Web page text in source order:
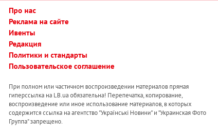
Про нас
Реклама на сайте
Ивенты
Редакция
Политики и стандарты
Пользовательское соглашение
При полном или частичном воспроизведении материалов прямая
гиперссылка на LB.ua обязательна! Перепечатка, копирование,
воспроизведение или иное использование материалов, в которых
содержится ссылка на агентство "Українськi Новини" и "Украинская Фото
Группа" запрещено.